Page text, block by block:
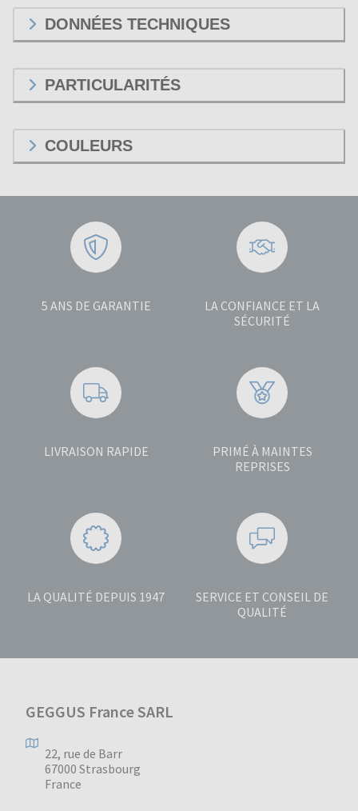
DONNÉES TECHNIQUES
PARTICULARITÉS
COULEURS
5 ANS DE GARANTIE
LA CONFIANCE ET LA
SÉCURITÉ
LIVRAISON RAPIDE
PRIMÉ À MAINTES
REPRISES
LA QUALITÉ DEPUIS 1947
SERVICE ET CONSEIL DE
QUALITÉ
GEGGUS France SARL
22, rue de Barr
67000 Strasbourg
France